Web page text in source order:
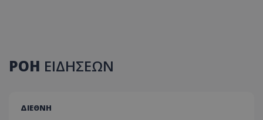
ΡΟΗ ΕΙΔΗΣΕΩΝ
ΔΙΕΘΝΗ